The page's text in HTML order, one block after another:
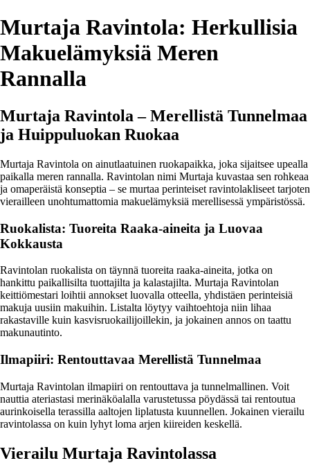
Murtaja Ravintola: Herkullisia
Makuelämyksiä Meren
Rannalla
Murtaja Ravintola – Merellistä Tunnelmaa
ja Huippuluokan Ruokaa
Murtaja Ravintola on ainutlaatuinen ruokapaikka, joka sijaitsee upealla
paikalla meren rannalla. Ravintolan nimi Murtaja kuvastaa sen rohkeaa
ja omaperäistä konseptia – se murtaa perinteiset ravintolakliseet tarjoten
vierailleen unohtumattomia makuelämyksiä merellisessä ympäristössä.
Ruokalista: Tuoreita Raaka-aineita ja Luovaa
Kokkausta
Ravintolan ruokalista on täynnä tuoreita raaka-aineita, jotka on
hankittu paikallisilta tuottajilta ja kalastajilta. Murtaja Ravintolan
keittiömestari loihtii annokset luovalla otteella, yhdistäen perinteisiä
makuja uusiin makuihin. Listalta löytyy vaihtoehtoja niin lihaa
rakastaville kuin kasvisruokailijoillekin, ja jokainen annos on taattu
makunautinto.
Ilmapiiri: Rentouttavaa Merellistä Tunnelmaa
Murtaja Ravintolan ilmapiiri on rentouttava ja tunnelmallinen. Voit
nauttia ateriastasi merinäköalalla varustetussa pöydässä tai rentoutua
aurinkoisella terassilla aaltojen liplatusta kuunnellen. Jokainen vierailu
ravintolassa on kuin lyhyt loma arjen kiireiden keskellä.
Vierailu Murtaja Ravintolassa